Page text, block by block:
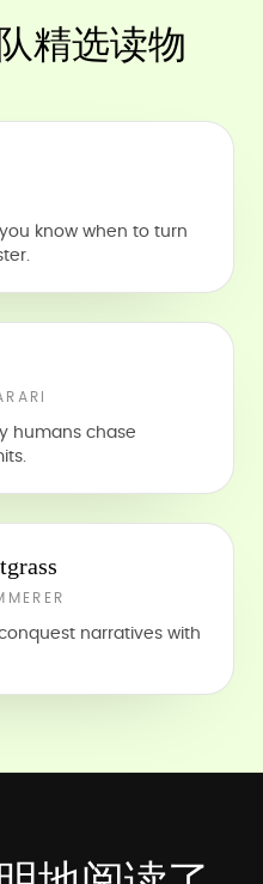
精选读物
know when to turn
humans chase
narratives with